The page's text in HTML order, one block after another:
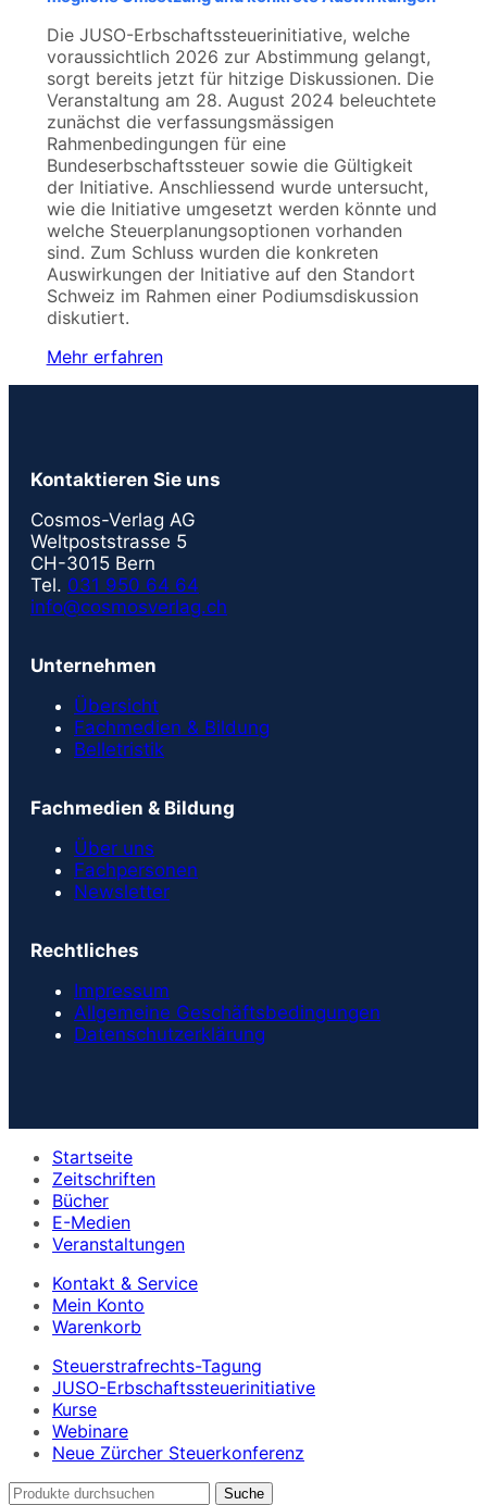
Die JUSO-Erbschaftssteuerinitiative, welche
voraussichtlich 2026 zur Abstimmung gelangt,
sorgt bereits jetzt für hitzige Diskussionen. Die
Veranstaltung am 28. August 2024 beleuchtete
zunächst die verfassungsmässigen
Rahmenbedingungen für eine
Bundeserbschaftssteuer sowie die Gültigkeit
der Initiative. Anschliessend wurde untersucht,
wie die Initiative umgesetzt werden könnte und
welche Steuerplanungsoptionen vorhanden
sind. Zum Schluss wurden die konkreten
Auswirkungen der Initiative auf den Standort
Schweiz im Rahmen einer Podiumsdiskussion
diskutiert.
Mehr erfahren
Kontaktieren Sie uns
Cosmos-Verlag AG
Weltpoststrasse 5
CH-3015 Bern
Tel. 031 950 64 64
info@cosmosverlag.ch
Unternehmen
Übersicht
Fachmedien & Bildung
Belletristik
Fachmedien & Bildung
Über uns
Fachpersonen
Newsletter
Rechtliches
Impressum
Allgemeine Geschäftsbedingungen
Datenschutzerklärung
Startseite
Zeitschriften
Bücher
E-Medien
Veranstaltungen
Kontakt & Service
Mein Konto
Warenkorb
Steuerstrafrechts-Tagung
JUSO-Erbschaftssteuerinitiative
Kurse
Webinare
Neue Zürcher Steuerkonferenz
Suche